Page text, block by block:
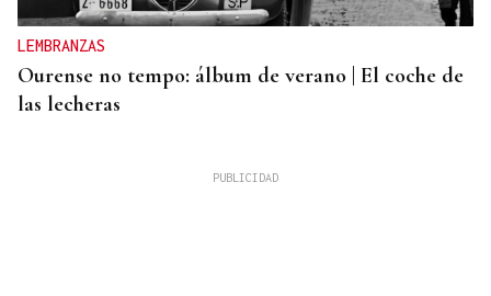
LEMBRANZAS
Ourense no tempo: álbum de verano | El coche de
las lecheras